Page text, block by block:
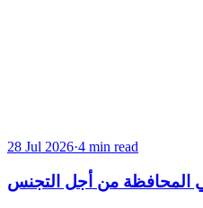
28 Jul 2026·4 min read
المحافظة من أجل التجنس